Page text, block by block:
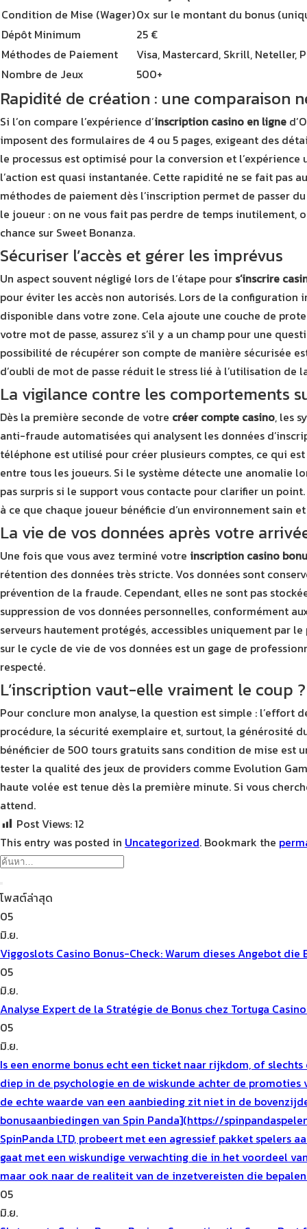
Condition de Mise (Wager)0x sur le montant du bonus
Dépôt Minimum
25 €
Méthodes de Paiement
Visa, Mastercard, Skrill, Neteller,
Nombre de Jeux
500+
Rapidité de création : une comparaison
Si l’on compare l’expérience d’inscription casino en ligne
imposent des formulaires de 4 ou 5 pages, exigeant des
le processus est optimisé pour la conversion et
l’action est quasi instantanée. Cette rapidité ne se fait pas
méthodes de paiement dès l’inscription permet de passer
le joueur : on ne vous fait pas perdre de temps inutilement,
chance sur Sweet Bonanza.
Sécuriser l’accès et gérer les imprévus
Un aspect souvent négligé lors de l’étape pour s’inscrire
pour éviter les accès non autorisés. Lors de la
disponible dans votre zone. Cela ajoute une couche de
votre mot de passe, assurez s’il y a un champ pour une
possibilité de récupérer son compte de manière sécurisée
d’oubli de mot de passe réduit le stress lié à l’utilisation
La vigilance contre les comportements
Dès la première seconde de votre créer compte casino, les
anti-fraude automatisées qui analysent les données
téléphone est utilisé pour créer plusieurs comptes, ce qui
entre tous les joueurs. Si le système détecte une anomalie
pas surpris si le support vous contacte pour clarifier un
à ce que chaque joueur bénéficie d’un environnement sain
La vie de vos données après votre
Une fois que vous avez terminé votre inscription casino
rétention des données très stricte. Vos données sont
prévention de la fraude. Cependant, elles ne sont pas
suppression de vos données personnelles, conformément
serveurs hautement protégés, accessibles uniquement par
sur le cycle de vie de vos données est un gage de
respecté.
L’inscription vaut-elle vraiment le coup ?
Pour conclure mon analyse, la question est simple : l’effort
procédure, la sécurité exemplaire et, surtout, la générosité
bénéficier de 500 tours gratuits sans condition de mise est
tester la qualité des jeux de providers comme Evolution
haute volée est tenue dès la première minute. Si vous
attend.
Post Views:12
This entry was posted in Uncategorized. Bookmark the
โพสต์ล่าสุด
05
มิ.ย.
Viggoslots Casino Bonus-Check: Warum dieses Angebot die
05
มิ.ย.
Analyse Expert de la Stratégie de Bonus chez Tortuga
05
มิ.ย.
Is een enorme bonus echt een ticket naar rijkdom, of
diep in de psychologie en de wiskunde achter de
de echte waarde van een aanbieding zit niet in de
bonusaanbiedingen van Spin Panda](https://
SpinPanda LTD, probeert met een agressief pakket
gaat met een wiskundige verwachting die in het voordeel
maar ook naar de realiteit van de inzetvereisten die
05
มิ.ย.